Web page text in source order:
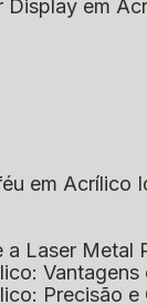
Display em
em Acrílico
a Laser Metal
Precisão